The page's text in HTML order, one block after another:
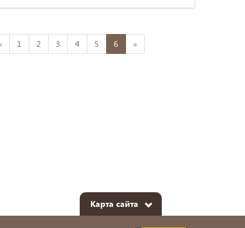
1 2 3 4 5 6 »
Карта сайта